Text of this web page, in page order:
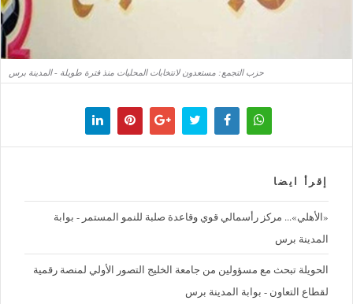
حزب التجمع: مستعدون لانتخابات المحليات منذ فترة طويلة - المدينة برس
إقرأ ايضا
«الأهلي»... مركز رأسمالي قوي وقاعدة صلبة للنمو المستمر - بوابة
المدينة برس
الحويلة تبحث مع مسؤولين من جامعة الخليج التصور الأولي لمنصة رقمية
لقطاع التعاون - بوابة المدينة برس